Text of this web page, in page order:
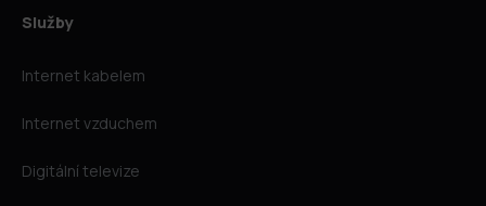
Služby
Internet kabelem
Internet vzduchem
Digitální televize